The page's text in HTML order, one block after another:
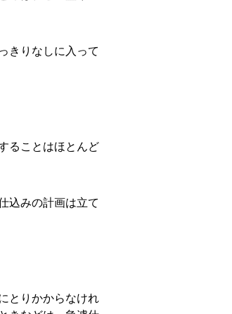
きりなしに入って
ることはほとんど
込みの計画は立て
とりかからなけれ